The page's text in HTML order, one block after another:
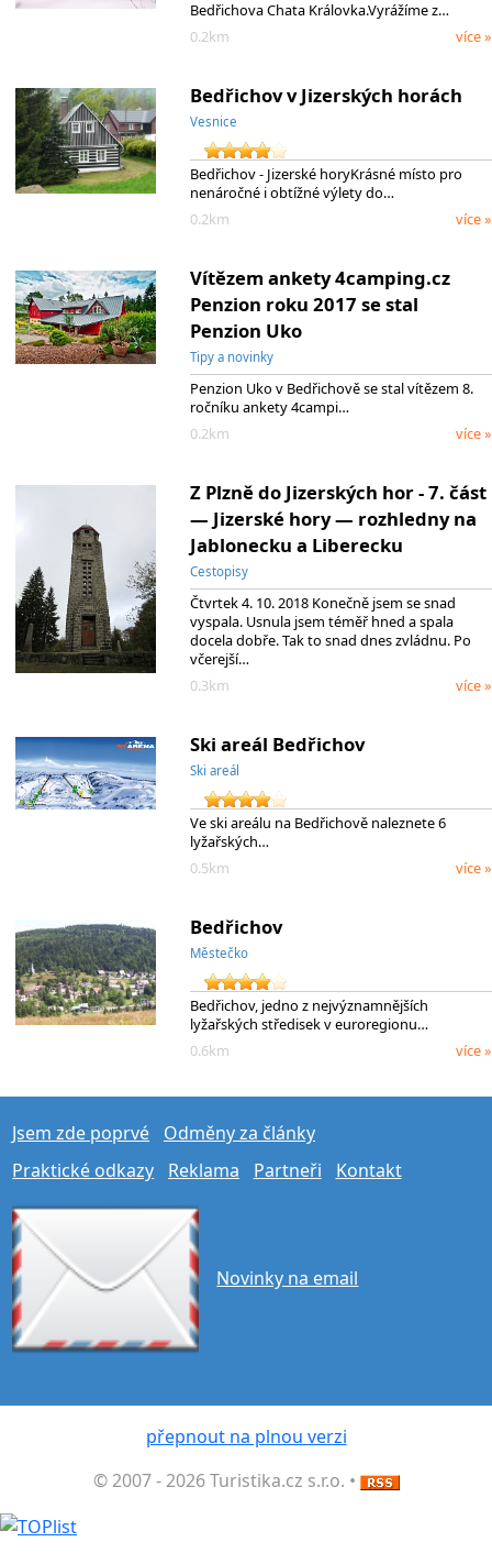
Bedřichova Chata Královka.Vyrážíme z…
0.2km
více »
Bedřichov v Jizerských horách
Vesnice
Bedřichov - Jizerské horyKrásné místo pro
nenáročné i obtížné výlety do…
0.2km
více »
Vítězem ankety 4camping.cz
Penzion roku 2017 se stal
Penzion Uko
Tipy a novinky
Penzion Uko v Bedřichově se stal vítězem 8.
ročníku ankety 4campi…
0.2km
více »
Z Plzně do Jizerských hor - 7. část
— Jizerské hory — rozhledny na
Jablonecku a Liberecku
Cestopisy
Čtvrtek 4. 10. 2018 Konečně jsem se snad
vyspala. Usnula jsem téměř hned a spala
docela dobře. Tak to snad dnes zvládnu. Po
včerejší…
0.3km
více »
Ski areál Bedřichov
Ski areál
Ve ski areálu na Bedřichově naleznete 6
lyžařských…
0.5km
více »
Bedřichov
Městečko
Bedřichov, jedno z nejvýznamnějších
lyžařských středisek v euroregionu…
0.6km
více »
Jsem zde poprvé
Odměny za články
Praktické odkazy
Reklama Partneři Kontakt
Novinky na email
přepnout na plnou verzi
© 2007 - 2026 Turistika.cz s.r.o. •